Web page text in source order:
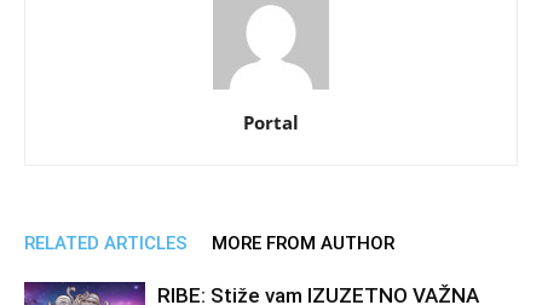
Portal
RELATED ARTICLES MORE FROM AUTHOR
RIBE: Stiže vam IZUZETNO VAŽNA